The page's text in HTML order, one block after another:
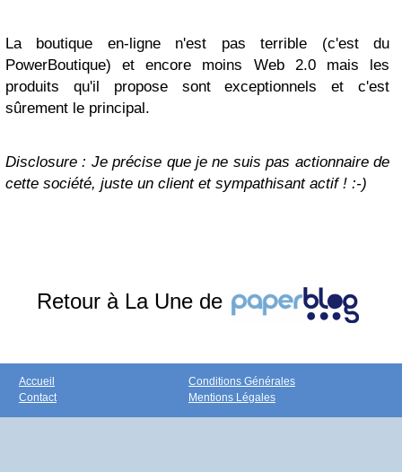
La boutique en-ligne n'est pas terrible (c'est du
PowerBoutique) et encore moins Web 2.0 mais les
produits qu'il propose sont exceptionnels et c'est
sûrement le principal.
Disclosure : Je précise que je ne suis pas actionnaire de
cette société, juste un client et sympathisant actif ! :-)
Retour à La Une de
Accueil
Contact
Conditions Générales
Mentions Légales